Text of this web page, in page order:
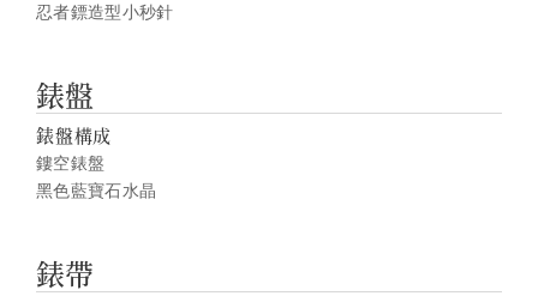
忍者鏢造型小秒針
錶盤
錶盤構成
鏤空錶盤
黑色藍寶石水晶
錶帶